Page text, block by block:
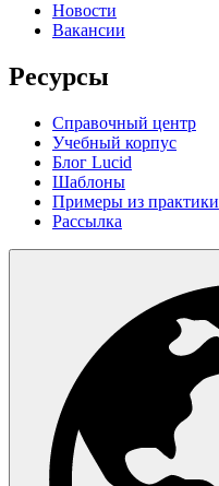
Новости
Вакансии
Ресурсы
Справочный центр
Учебный корпус
Блог Lucid
Шаблоны
Примеры из практики
Рассылка